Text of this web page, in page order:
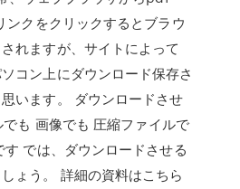
クをクリックするとブラウ
れますが、サイトによって
コン上にダウンロード保存さ
います。 ダウンロードさせ
も 画像でも 圧縮ファイルで
す では、ダウンロードさせる
ょう。 詳細の資料はこちら